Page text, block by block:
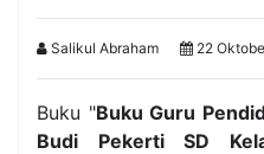
Salikul Abraham 22
Buku "Buku Guru
Budi Pekerti SD